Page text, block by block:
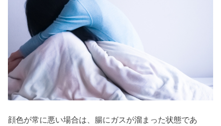
顔色が常に悪い場合は、腸にガスが溜まった状態であ